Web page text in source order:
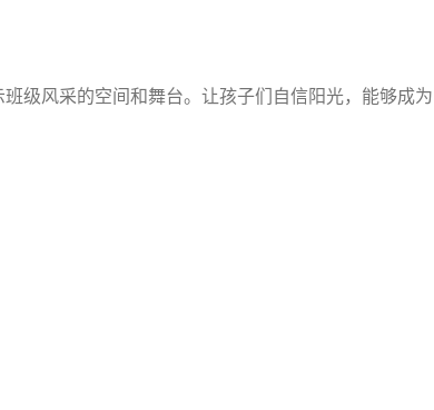
风采的空间和舞台。让孩子们自信阳光，能够成为